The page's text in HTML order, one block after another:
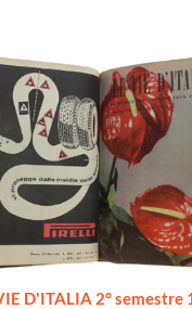
D'ITALIA 2° semestre